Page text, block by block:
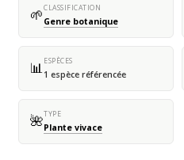
🌱CLASSIFICATION
Genre botanique
📊ESPÈCES
1 espèce référencée
🌺TYPE
Plante vivace